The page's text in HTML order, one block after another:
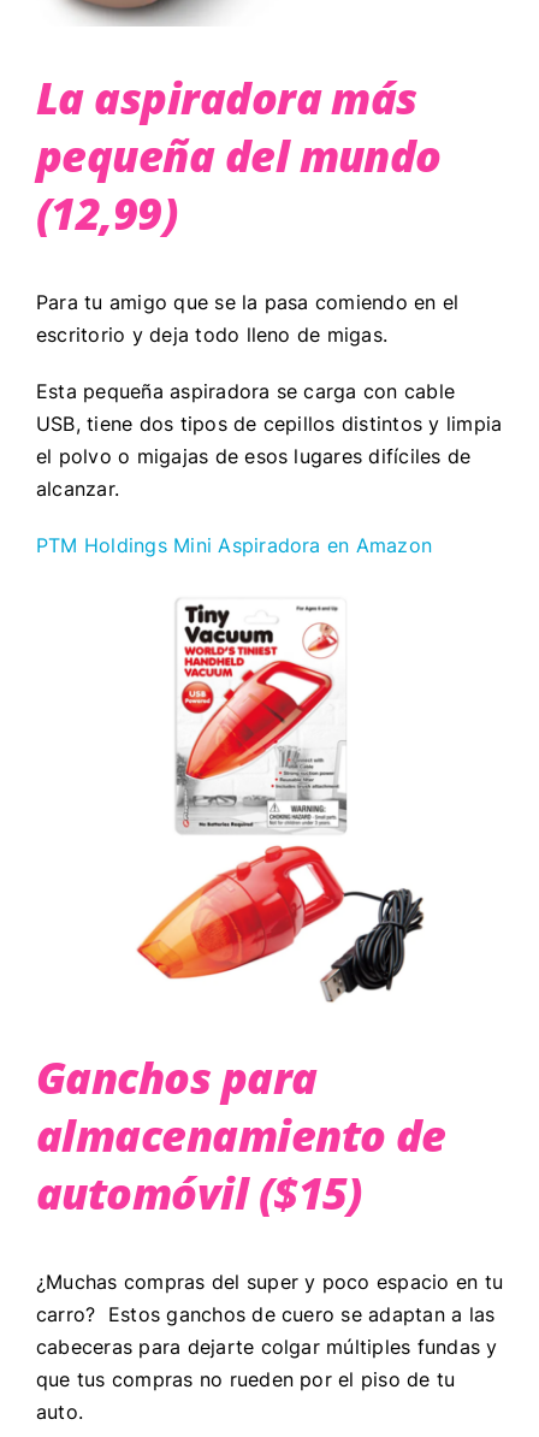
La aspiradora más
pequeña del mundo
(12,99)
Para tu amigo que se la pasa comiendo en el
escritorio y deja todo lleno de migas.
Esta pequeña aspiradora se carga con cable
USB, tiene dos tipos de cepillos distintos y limpia
el polvo o migajas de esos lugares difíciles de
alcanzar.
PTM Holdings Mini Aspiradora en Amazon
Ganchos para
almacenamiento de
automóvil ($15)
¿Muchas compras del super y poco espacio en tu
carro? Estos ganchos de cuero se adaptan a las
cabeceras para dejarte colgar múltiples fundas y
que tus compras no rueden por el piso de tu
auto.